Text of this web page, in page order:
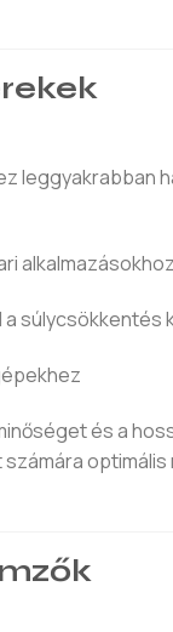
leggyakrabban
alkalmazásokhoz
a súlycsökkentés
és a